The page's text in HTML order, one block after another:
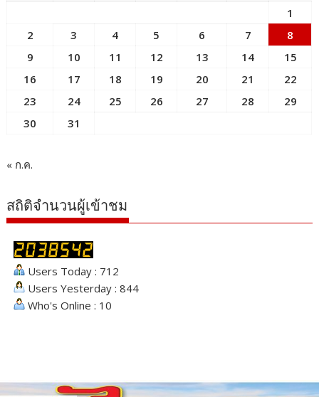
1
2
3 4 5 6 7
8
9
10 11 12 13 14
15
16
17 18 19 20 21
22
23
24 25 26 27 28
29
30
31
« ก.ค.
สถิติจำนวนผู้เข้าชม
Users Today : 712
Users Yesterday : 844
Who's Online : 10